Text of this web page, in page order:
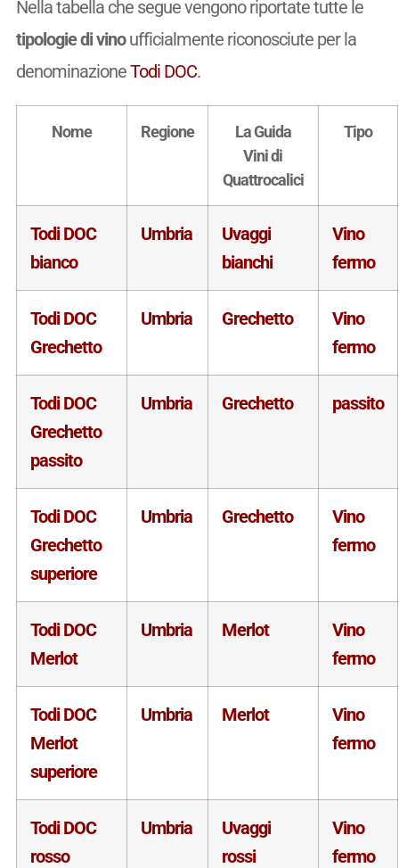
Nella tabella che segue vengono riportate tutte le
tipologie di vinoufficialmente riconosciute per la
denominazioneTodi DOC.
Nome Regione
La Guida
Vini di
Quattrocalici
Tipo
Todi DOC
bianco
Umbria
Uvaggi
bianchi
Vino
fermo
Todi DOC
Grechetto
Umbria Grechetto
Vino
fermo
Todi DOC
Grechetto
passito
Umbria Grechetto passito
Todi DOC
Grechetto
superiore
Umbria Grechetto
Vino
fermo
Todi DOC
Merlot
Umbria Merlot
Vino
fermo
Todi DOC
Merlot
superiore
Umbria Merlot
Vino
fermo
Todi DOC
rosso
Umbria
Uvaggi
rossi
Vino
fermo